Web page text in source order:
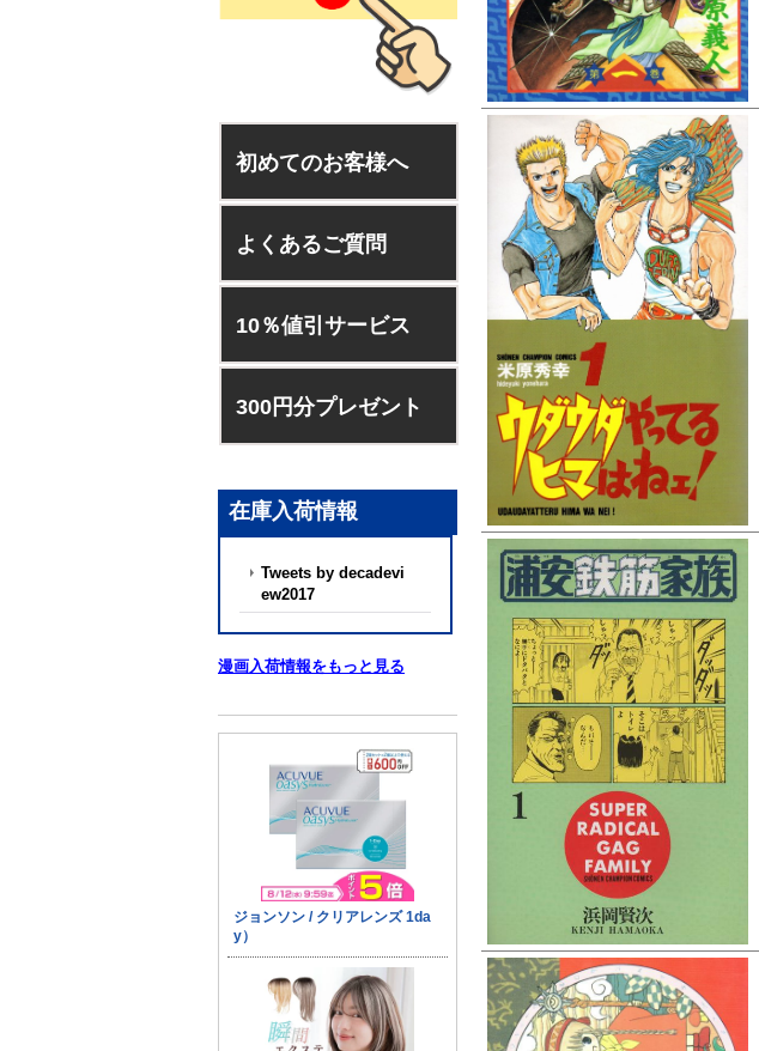
初めてのお客様へ
よくあるご質問
10％値引サービス
300円分プレゼント
在庫入荷情報
Tweets by decadevi
ew2017
漫画入荷情報をもっと見る